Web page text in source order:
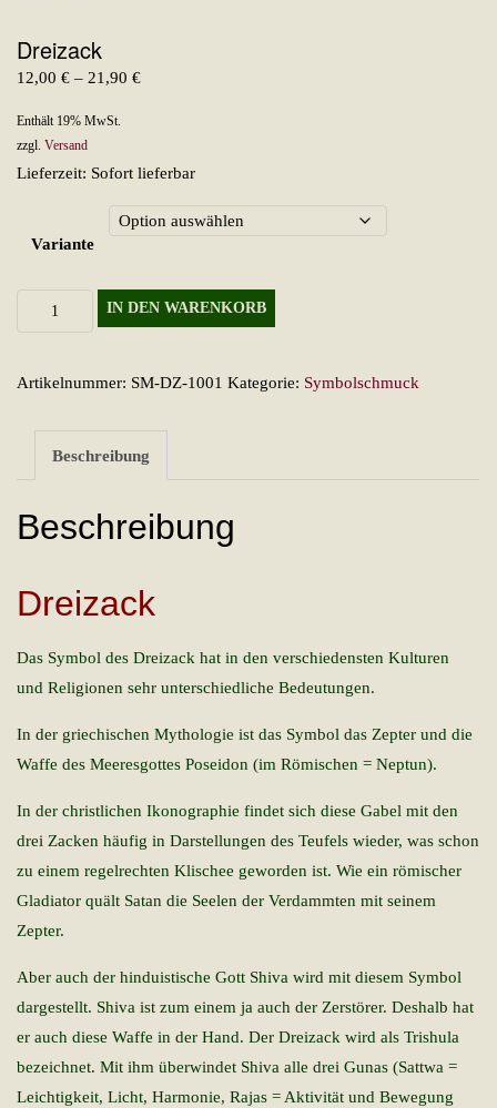
Dreizack
12,00€ – 21,90€Preisspanne:
21,90 €
Enthält 19% MwSt.
zzgl.Versand
Lieferzeit: Sofort lieferbar
Variante
Dreizack
IN DEN WARENKORB
Artikelnummer: SM-DZ-1001 Kategorie: Symbolschmuck
Beschreibung
Beschreibung
Dreizack
Das Symbol des Dreizack hat in den verschiedensten Kulturen
und Religionen sehr unterschiedliche Bedeutungen.
In der griechischen Mythologie ist das Symbol das Zepter und die
Waffe des Meeresgottes Poseidon (im Römischen = Neptun).
In der christlichen Ikonographie findet sich diese Gabel mit den
drei Zacken häufig in Darstellungen des Teufels wieder, was schon
zu einem regelrechten Klischee geworden ist. Wie ein römischer
Gladiator quält Satan die Seelen der Verdammten mit seinem
Zepter.
Aber auch der hinduistische Gott Shiva wird mit diesem Symbol
dargestellt. Shiva ist zum einem ja auch der Zerstörer. Deshalb hat
er auch diese Waffe in der Hand. Der Dreizack wird als Trishula
bezeichnet. Mit ihm überwindet Shiva alle drei Gunas (Sattwa =
Leichtigkeit, Licht, Harmonie, Rajas = Aktivität und Bewegung